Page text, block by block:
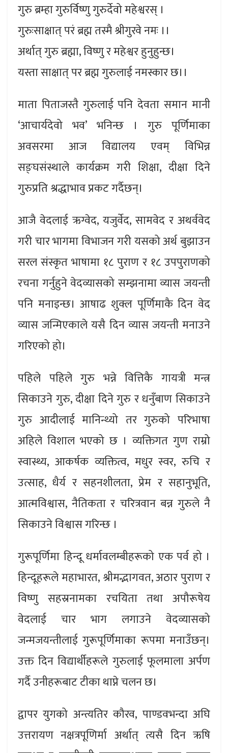
गुरु ब्रम्हा गुरुर्विष्णु गुरुर्देवो महेश्वरस् ।
गुरुःसाक्षात् परं ब्रह्म तस्मै श्रीगुरवे नमः ।।
अर्थात् गुरु ब्रह्मा, विष्णु र महेश्वर हुनुहुन्छ।
यस्ता साक्षात् पर ब्रह्म गुरुलाई नमस्कार छ।।
माता पिताजस्तै गुरुलाई पनि देवता समान मानी
‘आचार्यदेवो भव’ भनिन्छ । गुरु पूर्णिमाका
अवसरमा आज विद्यालय एवम् विभिन्न
सङ्घसंस्थाले कार्यक्रम गरी शिक्षा, दीक्षा दिने
गुरुप्रति श्रद्धाभाव प्रकट गर्दैछन्।
आजै वेदलाई ऋग्वेद, यजुर्वेद, सामवेद र अथर्ववेद
गरी चार भागमा विभाजन गरी यसको अर्थ बुझाउन
सरल संस्कृत भाषामा १८ पुराण र १८ उपपुराणको
रचना गर्नुहुने वेदव्यासको सम्झनामा व्यास जयन्ती
पनि मनाइन्छ। आषाढ शुक्ल पूर्णिमाकै दिन वेद
व्यास जन्मिएकाले यसै दिन व्यास जयन्ती मनाउने
गरिएको हो।
पहिले पहिले गुरु भन्ने वित्तिकै गायत्री मन्त्र
सिकाउने गुरु, दीक्षा दिने गुरु र धनुँबाण सिकाउने
गुरु आदीलाई मानिन्थ्यो तर गुरुको परिभाषा
अहिले विशाल भएको छ । व्यक्तिगत गुण राम्रो
स्वास्थ्य, आकर्षक व्यक्तित्व, मधुर स्वर, रुचि र
उत्साह, धैर्य र सहनशीलता, प्रेम र सहानुभूति,
आत्मविश्वास, नैतिकता र चरित्रवान बन्न गुरुले नै
सिकाउने विश्वास गरिन्छ ।
गुरूपूर्णिमा हिन्दू धर्मावलम्बीहरूको एक पर्व हो ।
हिन्दूहरूले महाभारत, श्रीमद्भागवत, अठार पुराण र
विष्णु सहस्रनामका रचयिता तथा अपौरूषेय
वेदलाई चार भाग लगाउने वेदव्यासको
जन्मजयन्तीलाई गुरूपूर्णिमाका रूपमा मनाउँछन्।
उक्त दिन विद्यार्थीहरूले गुरुलाई फूलमाला अर्पण
गर्दै उनीहरूबाट टीका थाप्ने चलन छ।
द्वापर युगको अन्त्यतिर कौरव, पाण्डवभन्दा अघि
उत्तरायण नक्षत्रपूणिर्मा अर्थात् त्यसै दिन ऋषि